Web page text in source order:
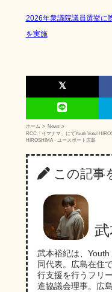
2026年衆議院議員選挙に
を実施
ホーム
News
RCC「イマナマ」にてYouth Vote!
HIROSHIMA - ユースボート広島
この記事
武本裕紀は、
同代表。広島在住
行支援を行うフリ
進協議会理事。広